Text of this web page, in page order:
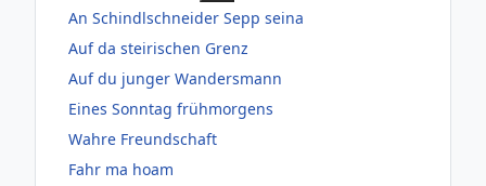
An Schindlschneider Sepp seina
Auf da steirischen Grenz
Auf du junger Wandersmann
Eines Sonntag frühmorgens
Wahre Freundschaft
Fahr ma hoam